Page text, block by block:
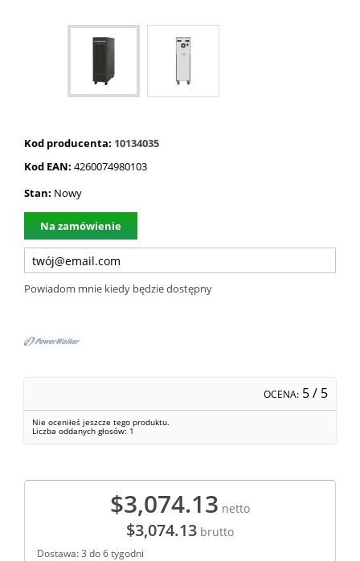
Kod producenta: 10134035
Kod EAN: 4260074980103
Stan: Nowy
Na zamówienie
Powiadom mnie kiedy będzie dostępny
OCENA: 5/ 5
Nie oceniłeś jeszcze tego produktu.
Liczba oddanych głosów: 1
$3,074.13 netto
$3,074.13 brutto
Dostawa: 3 do 6 tygodni